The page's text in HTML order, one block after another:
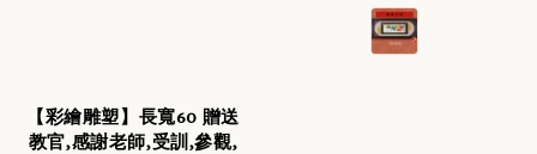
【彩繪雕塑】長寬60 贈送
教官,感謝老師,受訓,參觀,
price